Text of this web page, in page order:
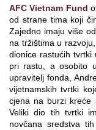
AFC Vietnam Fund
od strane tima koji
Zajedno imaju više
na tržištima u
dionice rastućih tvrtki
pri rastu, a osobito
upravitelj fonda,
vijetnamskih tvrtki
cjena na burzi kreće
Veliki dio tih tvrtki
novčana sredstva